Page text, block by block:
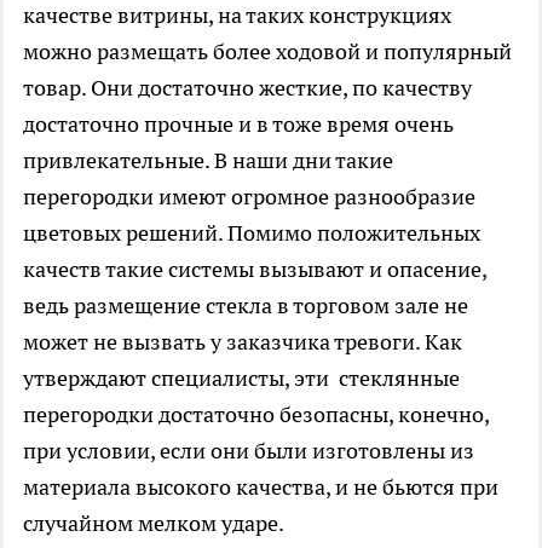
качестве витрины, на таких конструкциях
можно размещать более ходовой и популярный
товар. Они достаточно жесткие, по качеству
достаточно прочные и в тоже время очень
привлекательные. В наши дни такие
перегородки имеют огромное разнообразие
цветовых решений. Помимо положительных
качеств такие системы вызывают и опасение,
ведь размещение стекла в торговом зале не
может не вызвать у заказчика тревоги. Как
утверждают специалисты, эти стеклянные
перегородки достаточно безопасны, конечно,
при условии, если они были изготовлены из
материала высокого качества, и не бьются при
случайном мелком ударе.